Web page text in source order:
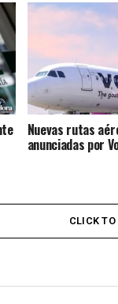
Nuevas rutas
anunciadas por
CLICK